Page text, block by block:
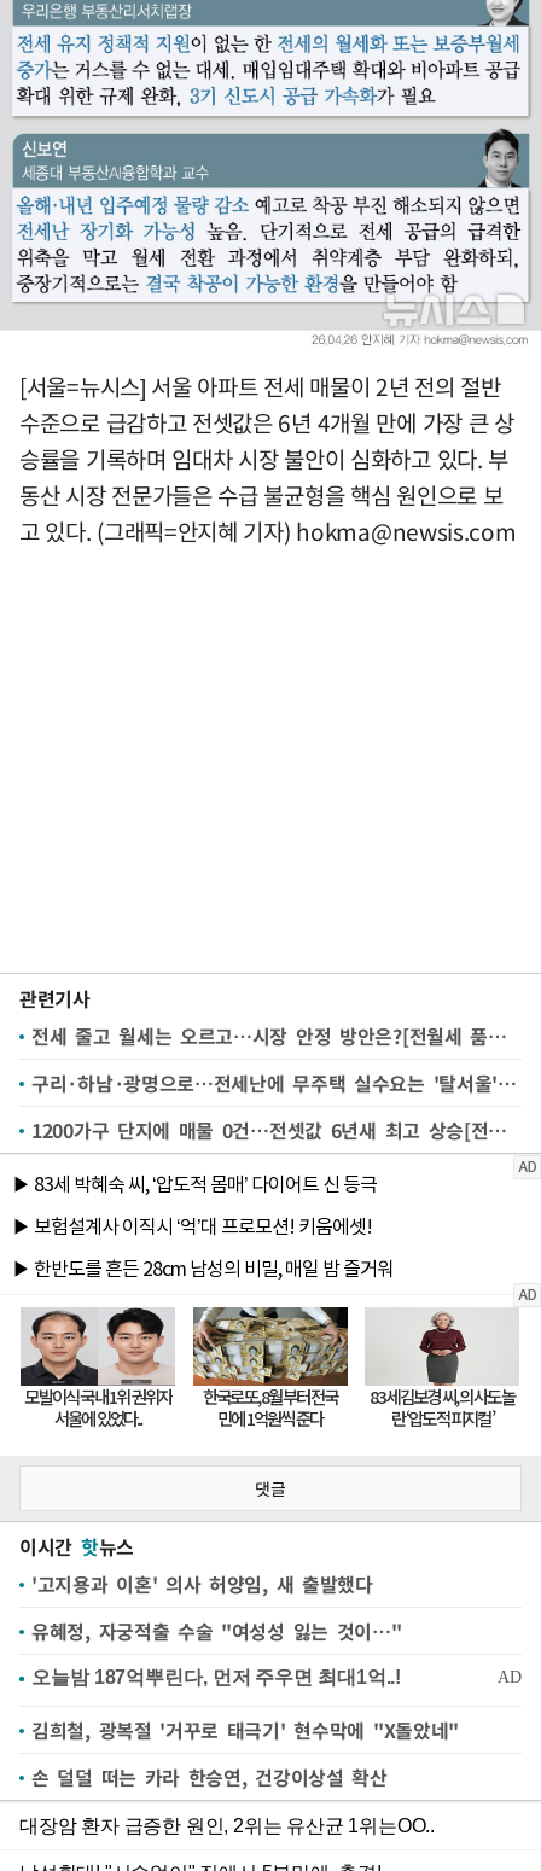
[서울=뉴시스] 서울 아파트 전세 매물이 2년 전의 절반
수준으로 급감하고 전셋값은 6년 4개월 만에 가장 큰 상
승률을 기록하며 임대차 시장 불안이 심화하고 있다. 부
동산 시장 전문가들은 수급 불균형을 핵심 원인으로 보
고 있다. (그래픽=안지혜 기자) hokma@newsis.com
관련기사
전세 줄고 월세는 오르고…시장 안정 방안은?[전월세 품귀③]
구리·하남·광명으로…전세난에 무주택 실수요는 '탈서울'[전월세 품귀②]
1200가구 단지에 매물 0건…전셋값 6년새 최고 상승[전월세 품귀①]
댓글
이시간 핫뉴스
'고지용과 이혼' 의사 허양임, 새 출발했다
유혜정, 자궁적출 수술 "여성성 잃는 것이…"
김희철, 광복절 '거꾸로 태극기' 현수막에 "X돌았네"
손 덜덜 떠는 카라 한승연, 건강이상설 확산